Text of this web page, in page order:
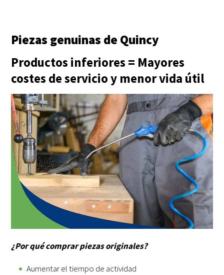
Piezas genuinas de Quincy
Productos inferiores = Mayores
costes de servicio y menor vida útil
¿Por qué comprar piezas originales?
Aumentar el tiempo de actividad